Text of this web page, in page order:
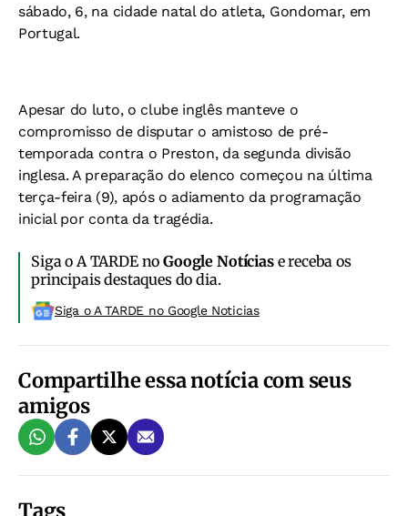
sábado, 6, na cidade natal do atleta, Gondomar, em
Portugal.
Apesar do luto, o clube inglês manteve o
compromisso de disputar o amistoso de pré-
temporada contra o Preston, da segunda divisão
inglesa. A preparação do elenco começou na última
terça-feira (9), após o adiamento da programação
inicial por conta da tragédia.
Siga o A TARDE noGoogle Notíciase receba os
principais destaques do dia.
Siga o A TARDE no Google Noticias
Compartilhe essa notícia com seus
amigos
Tags